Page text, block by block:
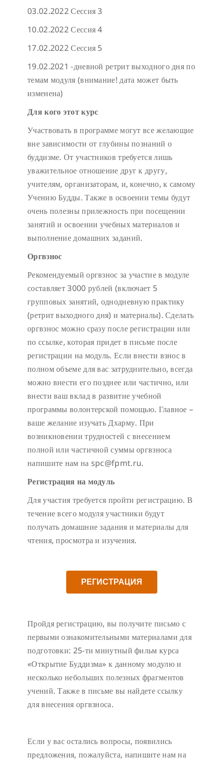
03.02.2022 Сессия 3
10.02.2022 Сессия 4
17.02.2022 Сессия 5
19.02.2021 -дневной ретрит выходного дня по
темам модуля (внимание! дата может быть
изменена)
Для кого этот курс
Участвовать в программе могут все желающие
вне зависимости от глубины познаний о
буддизме. От участников требуется лишь
уважительное отношение друг к другу,
учителям, организаторам, и, конечно, к самому
Учению Будды. Также в освоении темы будут
очень полезны прилежность при посещении
занятий и освоении учебных материалов и
выполнение домашних заданий.
Оргвзнос
Рекомендуемый оргвзнос за участие в модуле
составляет 3000 рублей (включает 5
групповых занятий, однодневную практику
(ретрит выходного дня) и материалы). Сделать
оргвзнос можно сразу после регистрации или
по ссылке, которая придет в письме после
регистрации на модуль. Если внести взнос в
полном объеме для вас затруднительно, всегда
можно внести его позднее или частично, или
внести ваш вклад в развитие учебной
программы волонтерской помощью. Главное –
ваше желание изучать Дхарму. При
возникновении трудностей с внесением
полной или частичной суммы оргвзноса
напишите нам на spc@fpmt.ru.
Регистрация на модуль
Для участия требуется пройти регистрацию. В
течение всего модуля участники будут
получать домашние задания и материалы для
чтения, просмотра и изучения.
РЕГИСТРАЦИЯ
Пройдя регистрацию, вы получите письмо с
первыми ознакомительными материалами для
подготовки: 25-ти минутный фильм курса
«Открытие Буддизма» к данному модулю и
несколько небольших полезных фрагментов
учений. Также в письме вы найдете ссылку
для внесения оргвзноса.
Если у вас остались вопросы, появились
предложения, пожалуйста, напишите нам на